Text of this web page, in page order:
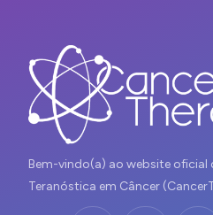
Bem-vindo(a) ao website oficial
Teranóstica em Câncer